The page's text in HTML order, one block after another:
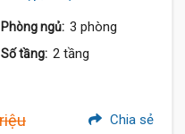
Phòng ngủ: 3 phòng
Số tầng: 2 tầng
Chia sẻ